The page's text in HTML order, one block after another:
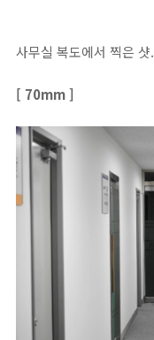
사무실 복도에서 찍은 샷.
[ 70mm ]